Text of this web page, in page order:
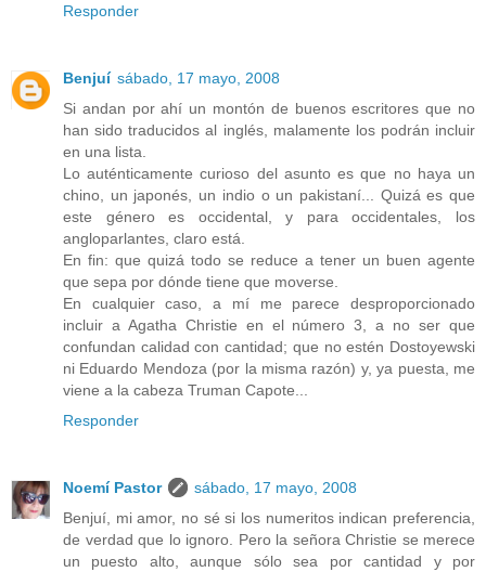
Responder
Benjuí sábado, 17 mayo, 2008
Si andan por ahí un montón de buenos escritores que no
han sido traducidos al inglés, malamente los podrán incluir
en una lista.
Lo auténticamente curioso del asunto es que no haya un
chino, un japonés, un indio o un pakistaní... Quizá es que
este género es occidental, y para occidentales, los
angloparlantes, claro está.
En fin: que quizá todo se reduce a tener un buen agente
que sepa por dónde tiene que moverse.
En cualquier caso, a mí me parece desproporcionado
incluir a Agatha Christie en el número 3, a no ser que
confundan calidad con cantidad; que no estén Dostoyewski
ni Eduardo Mendoza (por la misma razón) y, ya puesta, me
viene a la cabeza Truman Capote...
Responder
Noemí Pastor
sábado, 17 mayo, 2008
Benjuí, mi amor, no sé si los numeritos indican preferencia,
de verdad que lo ignoro. Pero la señora Christie se merece
un puesto alto, aunque sólo sea por cantidad y por